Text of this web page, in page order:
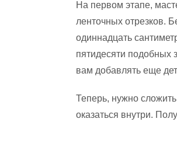
На первом этапе,
ленточных отрезков.
одиннадцать
пятидесяти подобных
вам добавлять еще
Теперь, нужно
оказаться внутри.